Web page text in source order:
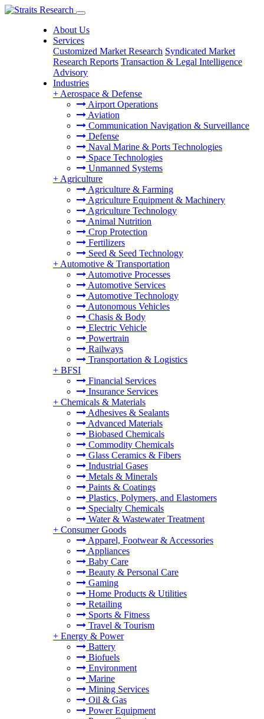
About Us
Services
Customized Market Research Syndicated Market
Research Reports Transaction & Legal Intelligence
Advisory
Industries
+ Aerospace & Defense
Airport Operations
Aviation
Communication Navigation & Surveillance
Defense
Naval Marine & Ports Technologies
Space Technologies
Unmanned Systems
+ Agriculture
Agriculture & Farming
Agriculture Equipment & Machinery
Agriculture Technology
Animal Nutrition
Crop Protection
Fertilizers
Seed & Seed Technology
+ Automotive & Transportation
Automotive Processes
Automotive Services
Automotive Technology
Autonomous Vehicles
Chasis & Body
Electric Vehicle
Powertrain
Railways
Transportation & Logistics
+ BFSI
Financial Services
Insurance Services
+ Chemicals & Materials
Adhesives & Sealants
Advanced Materials
Biobased Chemicals
Commodity Chemicals
Glass Ceramics & Fibers
Industrial Gases
Metals & Minerals
Paints & Coatings
Plastics, Polymers, and Elastomers
Specialty Chemicals
Water & Wastewater Treatment
+ Consumer Goods
Apparel, Footwear & Accessories
Appliances
Baby Care
Beauty & Personal Care
Gaming
Home Products & Utilities
Retailing
Sports & Fitness
Travel & Tourism
+ Energy & Power
Battery
Biofuels
Environment
Marine
Mining Services
Oil & Gas
Power Equipment